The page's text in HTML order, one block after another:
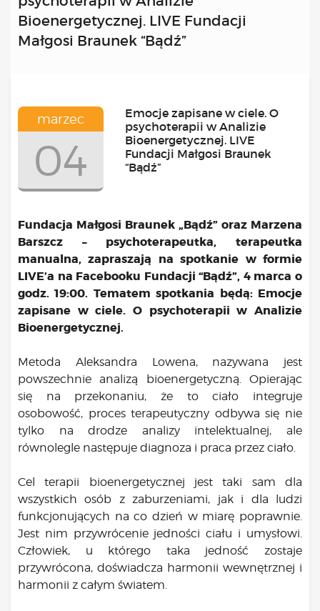
Bioenergetycznej. LIVE Fundacji
Małgosi Braunek “Bądź”
marzec
04
Emocje zapisane w ciele. O
psychoterapii w Analizie
Bioenergetycznej. LIVE
Fundacji Małgosi Braunek
“Bądź”
Fundacja Małgosi Braunek „Bądź” oraz Marzena
Barszcz – psychoterapeutka, terapeutka
manualna, zapraszają na spotkanie w formie
LIVE’a na Facebooku Fundacji “Bądź”, 4 marca o
godz. 19:00. Tematem spotkania będą: Emocje
zapisane w ciele. O psychoterapii w Analizie
Bioenergetycznej.
Metoda Aleksandra Lowena, nazywana jest
powszechnie analizą bioenergetyczną. Opierając
się na przekonaniu, że to ciało integruje
osobowość, proces terapeutyczny odbywa się nie
tylko na drodze analizy intelektualnej, ale
równolegle następuje diagnoza i praca przez ciało.
Cel terapii bioenergetycznej jest taki sam dla
wszystkich osób z zaburzeniami, jak i dla ludzi
funkcjonujących na co dzień w miarę poprawnie.
Jest nim przywrócenie jedności ciału i umysłowi.
Człowiek, u którego taka jedność zostaje
przywrócona, doświadcza harmonii wewnętrznej i
harmonii z całym światem.
Kongres 2018
Projekty
Bezpłatne konsultacje psychologiczne online marzec –
Grupa wsparcia fundacji BądźMy
Jestem i Będę
Kurs mindfulness online
Bądź od Małego
Bądź w Kazimierzu
Cykle edukacyjne (warsztaty i LIVE’y)
Sensowne ścieżki zdrowia
Zmieniamy niezdrowe na zdrowe
Cykl edukacyjny Powiat Piaseczeński
Onkoasystent
Storytel
Bądź na bieżąco
Będzie
Było
Porady
Lektury
Ciało
Psychika
Uśmiechnij się!
Media
Filmy
Galeria
„Bądź” w mediach